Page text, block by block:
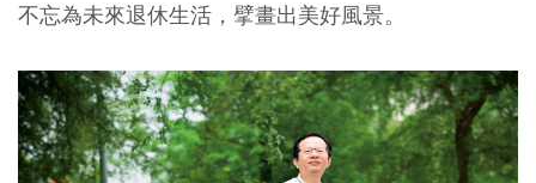
不忘為未來退休生活，擘畫出美好風景。